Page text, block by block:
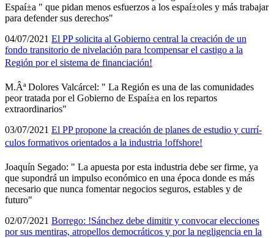
Espaí±a " que pidan menos esfuerzos a los espaí±oles y más trabajar
para defender sus derechos"
04/07/2021 El PP solicita al Gobierno central la creación de un
fondo transitorio de nivelación para !compensar el castigo a la
Región por el sistema de financiación!
M.Âª Dolores Valcárcel: " La Región es una de las comunidades
peor tratada por el Gobierno de Espaí±a en los repartos
extraordinarios"
03/07/2021 El PP propone la creación de planes de estudio y currí­
culos formativos orientados a la industria !offshore!
Joaquí­n Segado: " La apuesta por esta industria debe ser firme, ya
que supondrá un impulso económico en una época donde es más
necesario que nunca fomentar negocios seguros, estables y de
futuro"
02/07/2021 Borrego: !Sánchez debe dimitir y convocar elecciones
por sus mentiras, atropellos democráticos y por la negligencia en la